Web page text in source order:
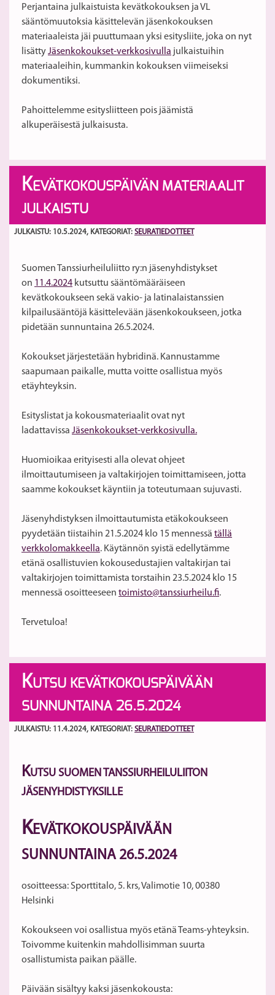
Perjantaina julkaistuista kevätkokouksen ja VL
sääntömuutoksia käsittelevän jäsenkokouksen
materiaaleista jäi puuttumaan yksi esitysliite, joka on nyt
lisättyJäsenkokoukset-verkkosivulla julkaistuihin
materiaaleihin, kummankin kokouksen viimeiseksi
dokumentiksi.
Pahoittelemme esitysliitteen pois jäämistä
alkuperäisestä julkaisusta.
KEVÄTKOKOUSPÄIVÄN MATERIAALIT
JULKAISTU
JULKAISTU: 10.5.2024, KATEGORIAT: SEURATIEDOTTEET
Suomen Tanssiurheiluliitto ry:n jäsenyhdistykset
on 11.4.2024 kutsuttu sääntömääräiseen
kevätkokoukseen sekä vakio- ja latinalaistanssien
kilpailusääntöjä käsittelevään jäsenkokoukseen, jotka
pidetään sunnuntaina 26.5.2024.
Kokoukset järjestetään hybridinä. Kannustamme
saapumaan paikalle, mutta voitte osallistua myös
etäyhteyksin.
Esityslistat ja kokousmateriaalit ovat nyt
ladattavissa Jäsenkokoukset-verkkosivulla.
Huomioikaa erityisesti alla olevat ohjeet
ilmoittautumiseen ja valtakirjojen toimittamiseen, jotta
saamme kokoukset käyntiin ja toteutumaan sujuvasti.
Jäsenyhdistyksen ilmoittautumista etäkokoukseen
pyydetään tiistaihin 21.5.2024 klo 15 mennessä tällä
verkkolomakkeella. Käytännön syistä edellytämme
etänä osallistuvien kokousedustajien valtakirjan tai
valtakirjojen toimittamista torstaihin 23.5.2024 klo 15
mennessä osoitteeseen toimisto@tanssiurheilu.fi.
Tervetuloa!
KUTSU KEVÄTKOKOUSPÄIVÄÄN
SUNNUNTAINA 26.5.2024
JULKAISTU: 11.4.2024, KATEGORIAT: SEURATIEDOTTEET
KUTSU SUOMEN TANSSIURHEILULIITON
JÄSENYHDISTYKSILLE
KEVÄTKOKOUSPÄIVÄÄN
SUNNUNTAINA 26.5.2024
osoitteessa: Sporttitalo, 5. krs, Valimotie 10, 00380
Helsinki
Kokoukseen voi osallistua myös etänä Teams-yhteyksin.
Toivomme kuitenkin mahdollisimman suurta
osallistumista paikan päälle.
Päivään sisältyy kaksi jäsenkokousta: